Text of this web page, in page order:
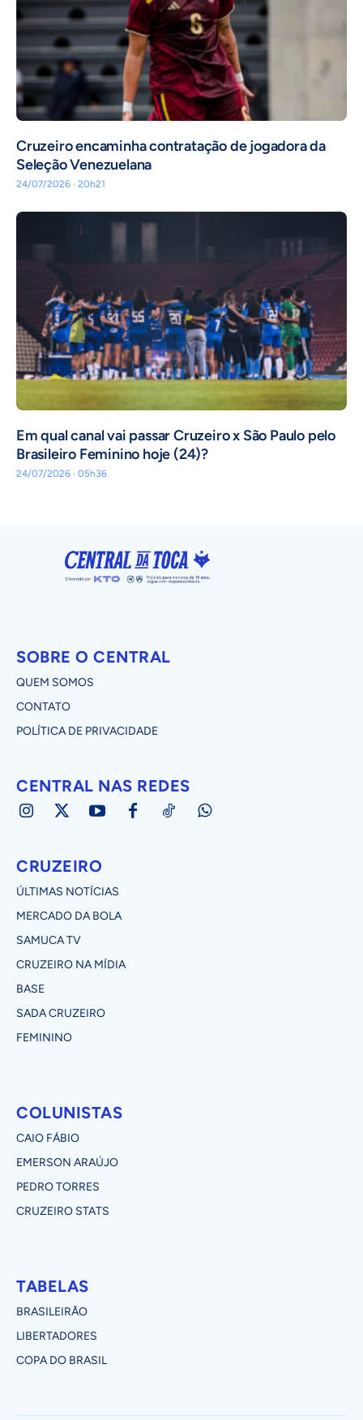
Cruzeiro encaminha contratação de jogadora da
Seleção Venezuelana
24/07/2026 · 20h21
Em qual canal vai passar Cruzeiro x São Paulo pelo
Brasileiro Feminino hoje (24)?
24/07/2026 · 05h36
SOBRE O CENTRAL
QUEM SOMOS
CONTATO
POLÍTICA DE PRIVACIDADE
CENTRAL NAS REDES
CRUZEIRO
ÚLTIMAS NOTÍCIAS
MERCADO DA BOLA
SAMUCA TV
CRUZEIRO NA MÍDIA
BASE
SADA CRUZEIRO
FEMININO
COLUNISTAS
CAIO FÁBIO
EMERSON ARAÚJO
PEDRO TORRES
CRUZEIRO STATS
TABELAS
BRASILEIRÃO
LIBERTADORES
COPA DO BRASIL